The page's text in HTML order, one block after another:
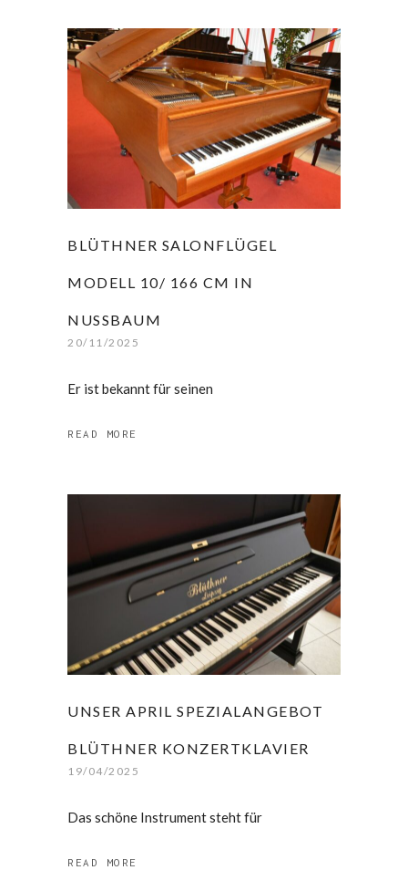
BLÜTHNER SALONFLÜGEL
MODELL 10/ 166 CM IN
NUSSBAUM
20/11/2025
Er ist bekannt für seinen
READ MORE
UNSER APRIL SPEZIALANGEBOT
BLÜTHNER KONZERTKLAVIER
19/04/2025
Das schöne Instrument steht für
READ MORE